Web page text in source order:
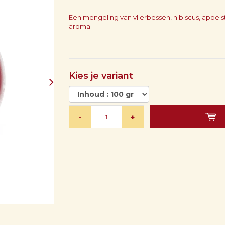
Een mengeling van vlierbessen, hibiscus,
aroma.
Kies je variant
- +